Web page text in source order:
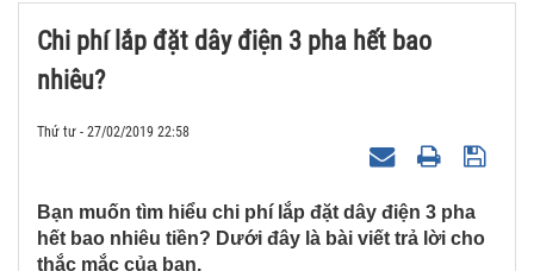
Chi phí lắp đặt dây điện 3 pha hết bao
nhiêu?
Thứ tư - 27/02/2019 22:58
Bạn muốn tìm hiểu chi phí lắp đặt dây điện 3 pha
hết bao nhiêu tiền? Dưới đây là bài viết trả lời cho
thắc mắc của bạn.